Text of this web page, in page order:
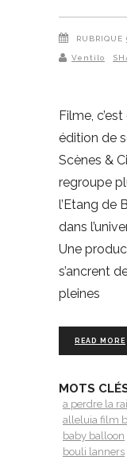
RUBRIQUE
Ventilo
Filme,
édition de
Scènes &
regroupe
l’Etang de
dans
Une
s’ancrent
pleines
READ MORE
MOTS
a perdre la
alleluia film
baby balloon
bouli lanners